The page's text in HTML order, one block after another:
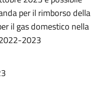
per il rimborso della
il gas domestico nella
2023